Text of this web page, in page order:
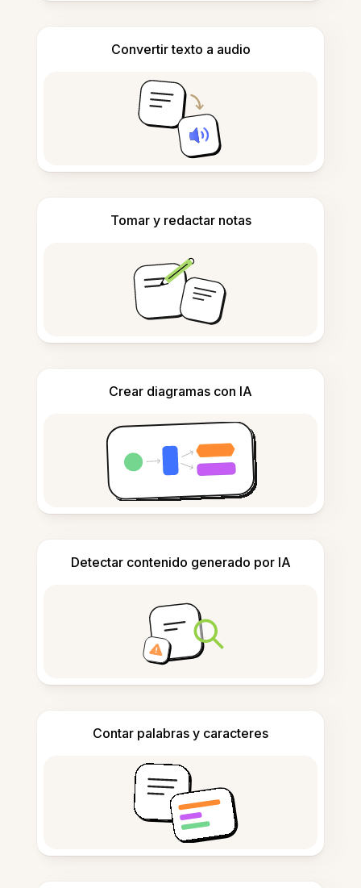
Convertir texto a audio
Tomar y redactar notas
Crear diagramas con IA
Detectar contenido generado por IA
Contar palabras y caracteres